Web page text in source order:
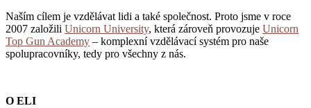
Naším cílem je vzdělávat lidi a také společnost. Proto jsme v roce
2007 založili Unicorn University, která zároveň provozuje Unicorn
Top Gun Academy – komplexní vzdělávací systém pro naše
spolupracovníky, tedy pro všechny z nás.
O ELI